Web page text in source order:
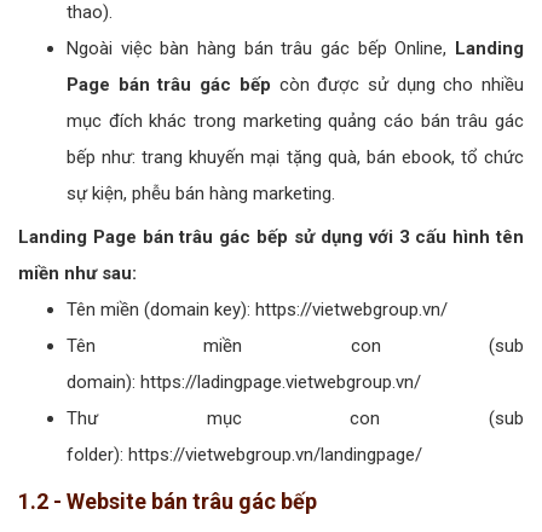
thao).
Ngoài việc bàn hàng bán trâu gác bếp Online, Landing
Page bán trâu gác bếp còn được sử dụng cho nhiều
mục đích khác trong marketing quảng cáo bán trâu gác
bếp như: trang khuyến mại tặng quà, bán ebook, tổ chức
sự kiện, phễu bán hàng marketing.
Landing Page bán trâu gác bếp sử dụng với 3 cấu hình tên
miền như sau:
Tên miền (domain key): https://vietwebgroup.vn/
Tên miền con (sub
domain): https://ladingpage.vietwebgroup.vn/
Thư mục con (sub
folder): https://vietwebgroup.vn/landingpage/
1.2 - Website bán trâu gác bếp